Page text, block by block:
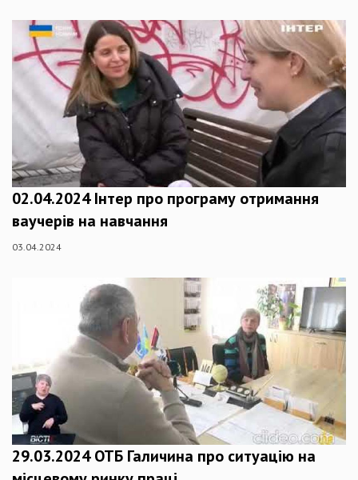
02.04.2024 Інтер про програму отримання
ваучерів на навчання
03.04.2024
29.03.2024 ОТБ Галичина про ситуацію на